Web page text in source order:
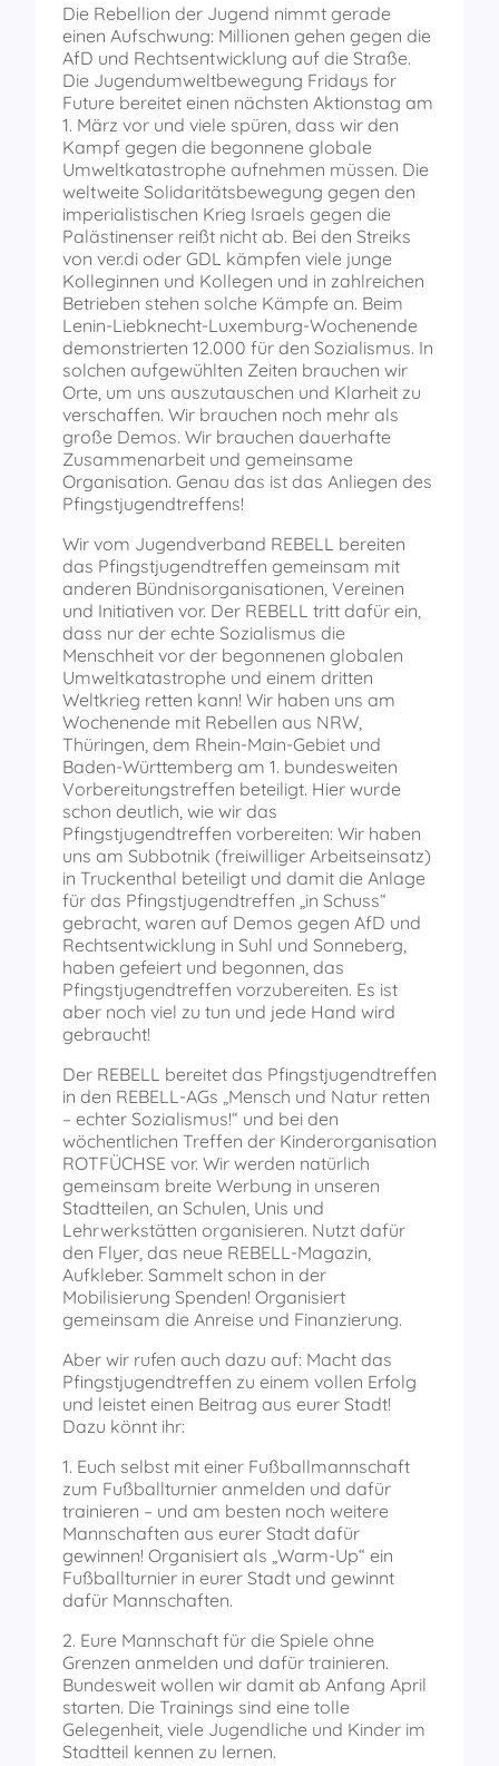
Die Rebellion der Jugend nimmt gerade
einen Aufschwung: Millionen gehen gegen die
AfD und Rechtsentwicklung auf die Straße.
Die Jugendumweltbewegung Fridays for
Future bereitet einen nächsten Aktionstag am
1. März vor und viele spüren, dass wir den
Kampf gegen die begonnene globale
Umweltkatastrophe aufnehmen müssen. Die
weltweite Solidaritätsbewegung gegen den
imperialistischen Krieg Israels gegen die
Palästinenser reißt nicht ab. Bei den Streiks
von ver.di oder GDL kämpfen viele junge
Kolleginnen und Kollegen und in zahlreichen
Betrieben stehen solche Kämpfe an. Beim
Lenin-Liebknecht-Luxemburg-Wochenende
demonstrierten 12.000 für den Sozialismus. In
solchen aufgewühlten Zeiten brauchen wir
Orte, um uns auszutauschen und Klarheit zu
verschaffen. Wir brauchen noch mehr als
große Demos. Wir brauchen dauerhafte
Zusammenarbeit und gemeinsame
Organisation. Genau das ist das Anliegen des
Pfingstjugendtreffens!
Wir vom Jugendverband REBELL bereiten
das Pfingstjugendtreffen gemeinsam mit
anderen Bündnisorganisationen, Vereinen
und Initiativen vor. Der REBELL tritt dafür ein,
dass nur der echte Sozialismus die
Menschheit vor der begonnenen globalen
Umweltkatastrophe und einem dritten
Weltkrieg retten kann! Wir haben uns am
Wochenende mit Rebellen aus NRW,
Thüringen, dem Rhein-Main-Gebiet und
Baden-Württemberg am 1. bundesweiten
Vorbereitungstreffen beteiligt. Hier wurde
schon deutlich, wie wir das
Pfingstjugendtreffen vorbereiten: Wir haben
uns am Subbotnik (freiwilliger Arbeitseinsatz)
in Truckenthal beteiligt und damit die Anlage
für das Pfingstjugendtreffen „in Schuss“
gebracht, waren auf Demos gegen AfD und
Rechtsentwicklung in Suhl und Sonneberg,
haben gefeiert und begonnen, das
Pfingstjugendtreffen vorzubereiten. Es ist
aber noch viel zu tun und jede Hand wird
gebraucht!
Der REBELL bereitet das Pfingstjugendtreffen
in den REBELL-AGs „Mensch und Natur retten
– echter Sozialismus!“ und bei den
wöchentlichen Treffen der Kinderorganisation
ROTFÜCHSE vor. Wir werden natürlich
gemeinsam breite Werbung in unseren
Stadtteilen, an Schulen, Unis und
Lehrwerkstätten organisieren. Nutzt dafür
den Flyer, das neue REBELL-Magazin,
Aufkleber. Sammelt schon in der
Mobilisierung Spenden! Organisiert
gemeinsam die Anreise und Finanzierung.
Aber wir rufen auch dazu auf: Macht das
Pfingstjugendtreffen zu einem vollen Erfolg
und leistet einen Beitrag aus eurer Stadt!
Dazu könnt ihr:
1. Euch selbst mit einer Fußballmannschaft
zum Fußballturnier anmelden und dafür
trainieren – und am besten noch weitere
Mannschaften aus eurer Stadt dafür
gewinnen! Organisiert als „Warm-Up“ ein
Fußballturnier in eurer Stadt und gewinnt
dafür Mannschaften.
2. Eure Mannschaft für die Spiele ohne
Grenzen anmelden und dafür trainieren.
Bundesweit wollen wir damit ab Anfang April
starten. Die Trainings sind eine tolle
Gelegenheit, viele Jugendliche und Kinder im
Stadtteil kennen zu lernen.